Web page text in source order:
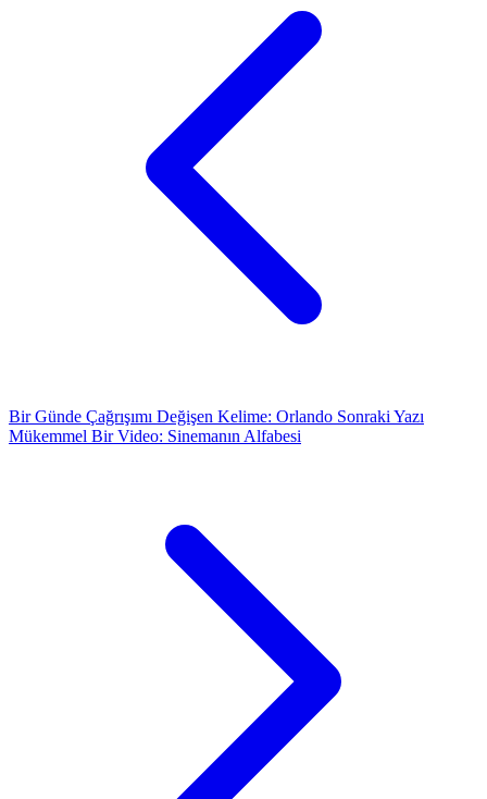
Bir Günde Çağrışımı Değişen Kelime: Orlando Sonraki Yazı
Mükemmel Bir Video: Sinemanın Alfabesi